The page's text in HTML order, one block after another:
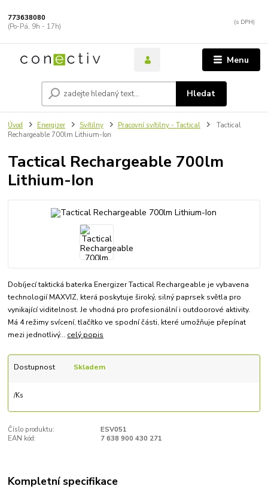
Menu
Hledat
773638080
(Po-Pá, 9h - 17h)
Úvod Energizer Svítilny Pracovní svítilny - Tactical
Tactical
Rechargeable 700lm Lithium-Ion
Tactical Rechargeable 700lm
Lithium-Ion
Dobíjecí taktická baterka Energizer Tactical Rechargeable je vybavena
technologií MAXVIZ, která poskytuje široký, silný paprsek světla pro
vynikající viditelnost. Je vhodná pro profesionální i outdoorové aktivity.
Má 4 režimy svícení, tlačítko ve spodní části, které umožňuje přepínat
mezi jednotlivý... celý popis
Dostupnost Skladem
/Ks
Číslo produktu:
ESV051
EAN kód:
7 638 900 430 271
Kompletní specifikace